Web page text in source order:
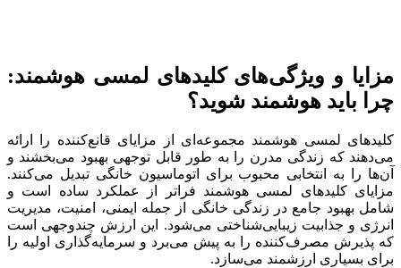
مزایا و ویژگی‌های کلیدهای لمسی هوشمند:
چرا باید هوشمند شوید؟
کلیدهای لمسی هوشمند مجموعه‌ای از مزایای قانع‌کننده را ارائه
می‌دهند که زندگی مدرن را به طور قابل توجهی بهبود می‌بخشند و
آن‌ها را به انتخابی محبوب برای اتوماسیون خانگی تبدیل می‌کنند.
مزایای کلیدهای لمسی هوشمند فراتر از عملکرد ساده است و
شامل بهبود جامع در زندگی خانگی از جمله ایمنی، امنیت، مدیریت
انرژی و جذابیت زیبایی‌شناختی می‌شود. این ارزش چندوجهی است
که پذیرش مصرف‌کننده را به پیش می‌برد و سرمایه‌گذاری اولیه را
برای بسیاری ارزشمند می‌سازد.